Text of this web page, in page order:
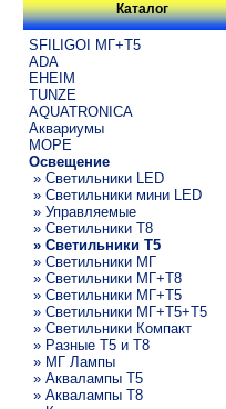
Каталог
SFILIGOI МГ+Т5
ADA
EHEIM
TUNZE
AQUATRONICA
Аквариумы
МОРЕ
Освещение
» Светильники LED
» Светильники мини LED
» Управляемые
» Светильники T8
» Светильники T5
» Светильники МГ
» Светильники МГ+T8
» Светильники МГ+T5
» Светильники МГ+T5+T5
» Светильники Компакт
» Разные T5 и T8
» МГ Лампы
» Аквалампы T5
» Аквалампы T8